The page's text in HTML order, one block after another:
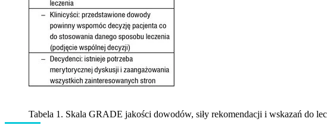
Tabela 1. Skala GRADE jakości dowodów, siły rekomendacji i wskazań do